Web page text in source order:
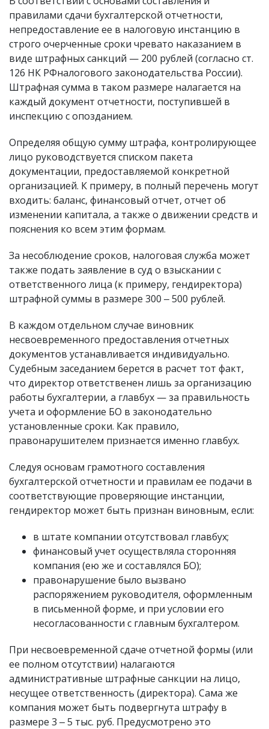
правилами сдачи бухгалтерской отчетности,
непредоставление ее в налоговую инстанцию в
строго очерченные сроки чревато наказанием в
виде штрафных санкций — 200 рублей (согласно ст.
126 НК РФналогового законодательства России).
Штрафная сумма в таком размере налагается на
каждый документ отчетности, поступившей в
инспекцию с опозданием.
Определяя общую сумму штрафа, контролирующее
лицо руководствуется списком пакета
документации, предоставляемой конкретной
организацией. К примеру, в полный перечень могут
входить: баланс, финансовый отчет, отчет об
изменении капитала, а также о движении средств и
пояснения ко всем этим формам.
За несоблюдение сроков, налоговая служба может
также подать заявление в суд о взыскании с
ответственного лица (к примеру, гендиректора)
штрафной суммы в размере 300 ‒ 500 рублей.
В каждом отдельном случае виновник
несвоевременного предоставления отчетных
документов устанавливается индивидуально.
Судебным заседанием берется в расчет тот факт,
что директор ответственен лишь за организацию
работы бухгалтерии, а главбух — за правильность
учета и оформление БО в законодательно
установленные сроки. Как правило,
правонарушителем признается именно главбух.
Следуя основам грамотного составления
бухгалтерской отчетности и правилам ее подачи в
соответствующие проверяющие инстанции,
гендиректор может быть признан виновным, если:
в штате компании отсутствовал главбух;
финансовый учет осуществляла сторонняя
компания (ею же и составлялся БО);
правонарушение было вызвано
распоряжением руководителя, оформленным
в письменной форме, и при условии его
несогласованности с главным бухгалтером.
При несвоевременной сдаче отчетной формы (или
ее полном отсутствии) налагаются
административные штрафные санкции на лицо,
несущее ответственность (директора). Сама же
компания может быть подвергнута штрафу в
размере 3 ‒ 5 тыс. руб. Предусмотрено это